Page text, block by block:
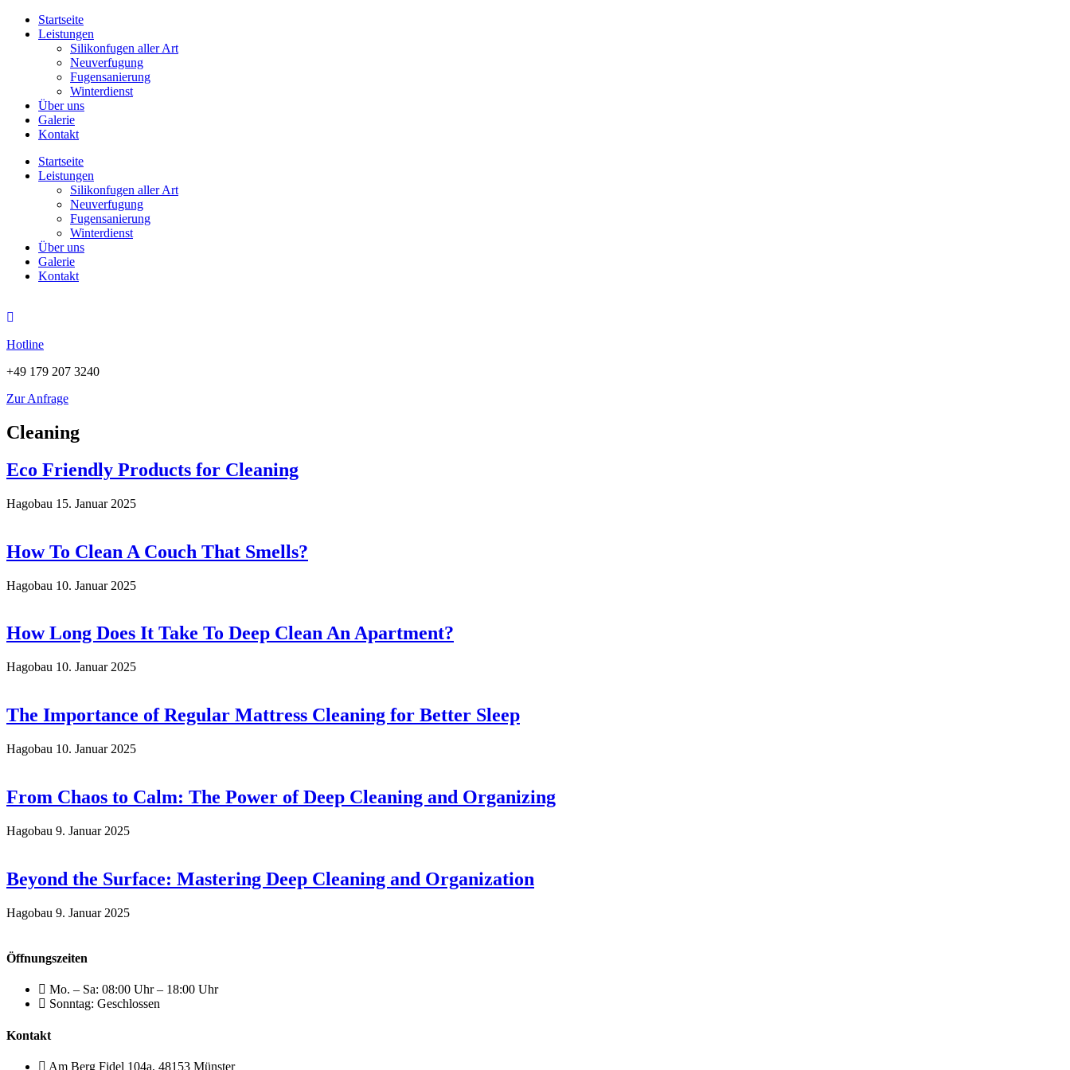
Startseite
Leistungen
Silikonfugen aller Art
Neuverfugung
Fugensanierung
Winterdienst
Über uns
Galerie
Kontakt
Startseite
Leistungen
Silikonfugen aller Art
Neuverfugung
Fugensanierung
Winterdienst
Über uns
Galerie
Kontakt
Hotline
+49 179 207 3240
Zur Anfrage
Cleaning
Eco Friendly Products for Cleaning
Hagobau 15. Januar 2025
How To Clean A Couch That Smells?
Hagobau 10. Januar 2025
How Long Does It Take To Deep Clean An Apartment?
Hagobau 10. Januar 2025
The Importance of Regular Mattress Cleaning for Better Sleep
Hagobau 10. Januar 2025
From Chaos to Calm: The Power of Deep Cleaning and Organizing
Hagobau 9. Januar 2025
Beyond the Surface: Mastering Deep Cleaning and Organization
Hagobau 9. Januar 2025
Öffnungszeiten
Mo. – Sa: 08:00 Uhr – 18:00 Uhr
Sonntag: Geschlossen
Kontakt
Am Berg Fidel 104a, 48153 Münster